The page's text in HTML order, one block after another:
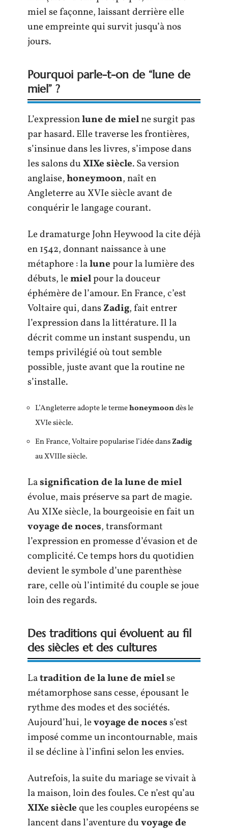
miel se façonne, laissant derrière elle
une empreinte qui survit jusqu’à nos
jours.
Pourquoi parle-t-on de “lune de
miel” ?
L’expressionlune de mielne surgit pas
par hasard. Elle traverse les frontières,
s’insinue dans les livres, s’impose dans
les salons duXIXe siècle. Sa version
anglaise,honeymoon, naît en
Angleterre au XVIe siècle avant de
conquérir le langage courant.
Le dramaturge John Heywood la cite déjà
en 1542, donnant naissance à une
métaphore : lalunepour la lumière des
débuts, lemielpour la douceur
éphémère de l’amour. En France, c’est
Voltaire qui, dansZadig, fait entrer
l’expression dans la littérature. Il la
décrit comme un instant suspendu, un
temps privilégié où tout semble
possible, juste avant que la routine ne
s’installe.
L’Angleterre adopte le termehoneymoondès le
XVIe siècle.
En France, Voltaire popularise l’idée dansZadig
au XVIIIe siècle.
Lasignification de la lune de miel
évolue, mais préserve sa part de magie.
Au XIXe siècle, la bourgeoisie en fait un
voyage de noces, transformant
l’expression en promesse d’évasion et de
complicité. Ce temps hors du quotidien
devient le symbole d’une parenthèse
rare, celle où l’intimité du couple se joue
loin des regards.
Des traditions qui évoluent au fil
des siècles et des cultures
Latradition de la lune de mielse
métamorphose sans cesse, épousant le
rythme des modes et des sociétés.
Aujourd’hui, levoyage de nocess’est
imposé comme un incontournable, mais
il se décline à l’infini selon les envies.
Autrefois, la suite du mariage se vivait à
la maison, loin des foules. Ce n’est qu’au
XIXe siècleque les couples européens se
lancent dans l’aventure duvoyage de